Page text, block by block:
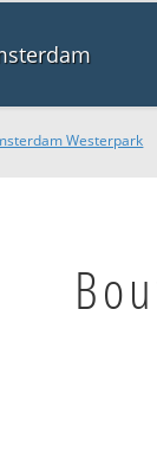
Westerpark